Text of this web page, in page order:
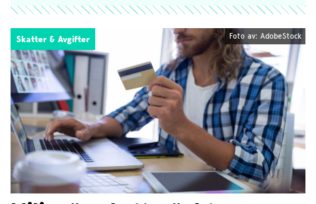
Skatter & Avgifter Foto av: AdobeStock